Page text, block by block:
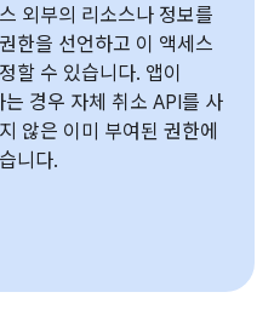
외부의 리소스나 정보를
한을 선언하고 이 액세스
할 수 있습니다. 앱이
경우 자체 취소 API를 사
않은 이미 부여된 권한에
니다.